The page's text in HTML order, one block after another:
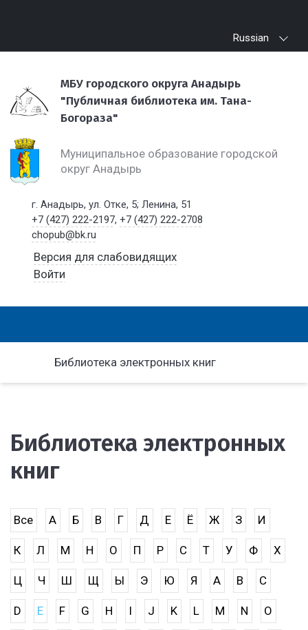
Russian
МБУ городского округа Анадырь
"Публичная библиотека им. Тана-
Богораза"
Муниципальное образование городской
округ Анадырь
г. Анадырь, ул. Отке, 5; Ленина, 51
+7 (427) 222-2197,+7 (427) 222-2708
chopub@bk.ru
Версия для слабовидящих
Войти
Библиотека электронных книг
Библиотека электронных
книг
Все А Б В Г Д Е Ё Ж З И
К Л М Н О П Р С Т У Ф Х
Ц Ч Ш Щ Ы Э Ю Я A B C
D E F G H I J K L M N O